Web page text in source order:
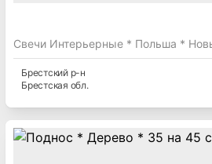
Свечи Интерьерные * Польша *
Брестскийр-н
Брестская обл.